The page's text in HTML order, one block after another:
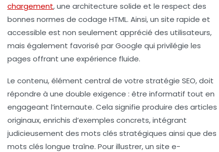
chargement, une architecture solide et le respect des
bonnes normes de codage HTML. Ainsi, un site rapide et
accessible est non seulement apprécié des utilisateurs,
mais également favorisé par Google qui privilégie les
pages offrant une expérience fluide.
Le contenu, élément central de votre stratégie SEO, doit
répondre à une double exigence : être informatif tout en
engageant l’internaute. Cela signifie produire des articles
originaux, enrichis d’exemples concrets, intégrant
judicieusement des mots clés stratégiques ainsi que des
mots clés longue traîne. Pour illustrer, un site e-